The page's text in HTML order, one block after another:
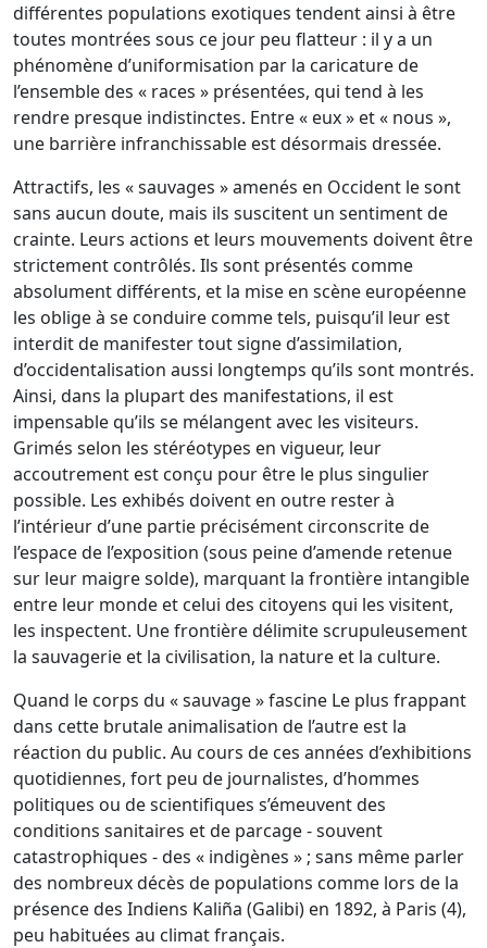
différentes populations exotiques tendent ainsi à être
toutes montrées sous ce jour peu flatteur : il y a un
phénomène d’uniformisation par la caricature de
l’ensemble des « races » présentées, qui tend à les
rendre presque indistinctes. Entre « eux » et « nous »,
une barrière infranchissable est désormais dressée.
Attractifs, les « sauvages » amenés en Occident le sont
sans aucun doute, mais ils suscitent un sentiment de
crainte. Leurs actions et leurs mouvements doivent être
strictement contrôlés. Ils sont présentés comme
absolument différents, et la mise en scène européenne
les oblige à se conduire comme tels, puisqu’il leur est
interdit de manifester tout signe d’assimilation,
d’occidentalisation aussi longtemps qu’ils sont montrés.
Ainsi, dans la plupart des manifestations, il est
impensable qu’ils se mélangent avec les visiteurs.
Grimés selon les stéréotypes en vigueur, leur
accoutrement est conçu pour être le plus singulier
possible. Les exhibés doivent en outre rester à
l’intérieur d’une partie précisément circonscrite de
l’espace de l’exposition (sous peine d’amende retenue
sur leur maigre solde), marquant la frontière intangible
entre leur monde et celui des citoyens qui les visitent,
les inspectent. Une frontière délimite scrupuleusement
la sauvagerie et la civilisation, la nature et la culture.
Quand le corps du « sauvage » fascine Le plus frappant
dans cette brutale animalisation de l’autre est la
réaction du public. Au cours de ces années d’exhibitions
quotidiennes, fort peu de journalistes, d’hommes
politiques ou de scientifiques s’émeuvent des
conditions sanitaires et de parcage - souvent
catastrophiques - des « indigènes » ; sans même parler
des nombreux décès de populations comme lors de la
présence des Indiens Kaliña (Galibi) en 1892, à Paris (4),
peu habituées au climat français.